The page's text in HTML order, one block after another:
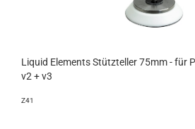
Liquid Elements Stützteller 75mm - für
v2 + v3
Z41